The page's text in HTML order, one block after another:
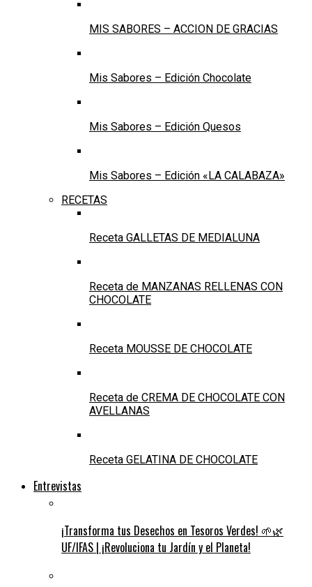
MIS SABORES – ACCION DE GRACIAS
Mis Sabores – Edición Chocolate
Mis Sabores – Edición Quesos
Mis Sabores – Edición «LA CALABAZA»
RECETAS
Receta GALLETAS DE MEDIALUNA
Receta de MANZANAS RELLENAS CON
CHOCOLATE
Receta MOUSSE DE CHOCOLATE
Receta de CREMA DE CHOCOLATE CON
AVELLANAS
Receta GELATINA DE CHOCOLATE
Entrevistas
¡Transforma tus Desechos en Tesoros Verdes! 🌱🌿
UF/IFAS | ¡Revoluciona tu Jardín y el Planeta!